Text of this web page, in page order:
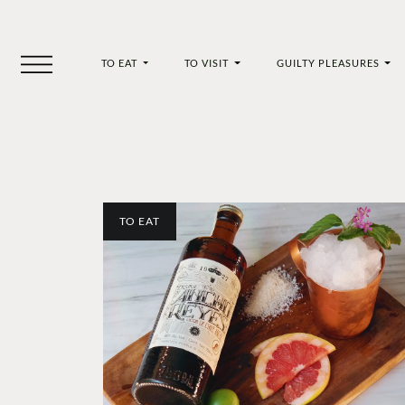
TO EAT TO VISIT GUILTY PLEASURES
TO EAT